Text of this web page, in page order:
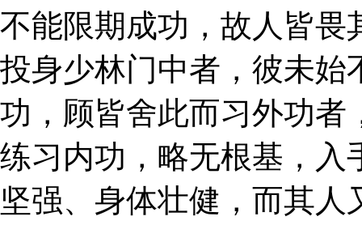
不能限期成功，故人皆畏
投身少林门中者，彼未始
功，顾皆舍此而习外功者
练习内功，略无根基，入
坚强、身体壮健，而其